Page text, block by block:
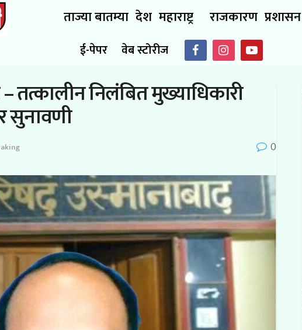
ताज्या बातम्या देश महाराष्ट्र राजकारण प्रशासन
ई-पेपर वेब स्टोरीज
तत्कालीन निलंबित मुख्याधिकारी
सुनावणी
0